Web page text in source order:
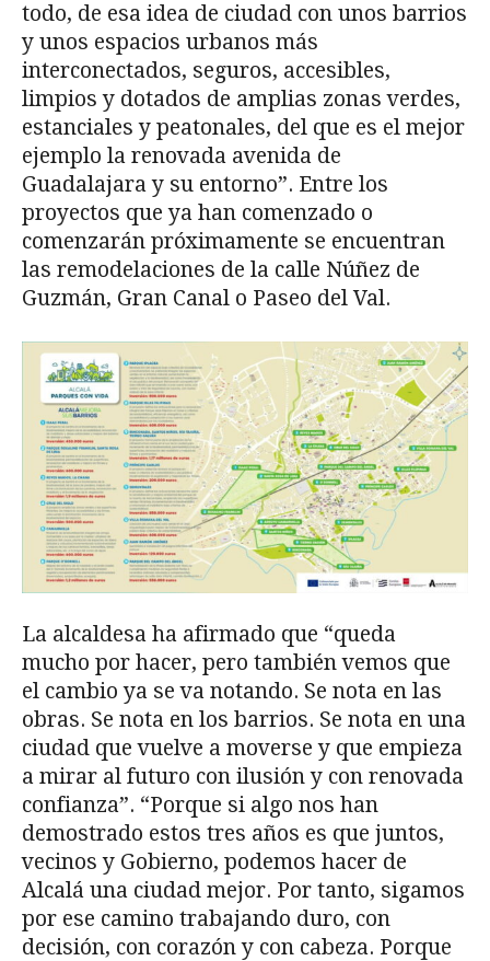
todo, de esa idea de ciudad con unos barrios
y unos espacios urbanos más
interconectados, seguros, accesibles,
limpios y dotados de amplias zonas verdes,
estanciales y peatonales, del que es el mejor
ejemplo la renovada avenida de
Guadalajara y su entorno”. Entre los
proyectos que ya han comenzado o
comenzarán próximamente se encuentran
las remodelaciones de la calle Núñez de
Guzmán, Gran Canal o Paseo del Val.
La alcaldesa ha afirmado que “queda
mucho por hacer, pero también vemos que
el cambio ya se va notando. Se nota en las
obras. Se nota en los barrios. Se nota en una
ciudad que vuelve a moverse y que empieza
a mirar al futuro con ilusión y con renovada
confianza”. “Porque si algo nos han
demostrado estos tres años es que juntos,
vecinos y Gobierno, podemos hacer de
Alcalá una ciudad mejor. Por tanto, sigamos
por ese camino trabajando duro, con
decisión, con corazón y con cabeza. Porque